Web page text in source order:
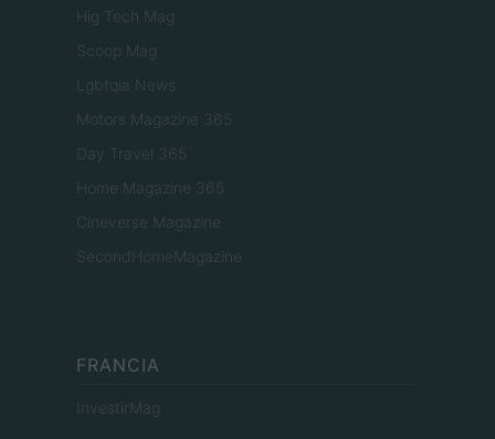
Hig Tech Mag
Scoop Mag
Lgbtqia News
Motors Magazine 365
Day Travel 365
Home Magazine 365
Cineverse Magazine
SecondHomeMagazine
FRANCIA
InvestirMag